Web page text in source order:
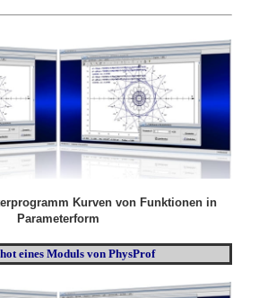
Kurven von Funktionen in
Parameterform
eines Moduls von PhysProf